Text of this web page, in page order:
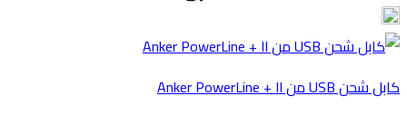
كابل شحن USB من Anker PowerLine + II